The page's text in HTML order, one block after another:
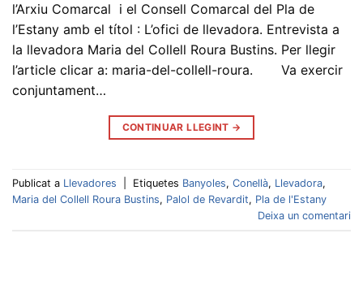
l’Arxiu Comarcal i el Consell Comarcal del Pla de
l’Estany amb el títol : L’ofici de llevadora. Entrevista a
la llevadora Maria del Collell Roura Bustins. Per llegir
l’article clicar a: maria-del-collell-roura. Va exercir
conjuntament…
CONTINUAR LLEGINT →
Publicat a Llevadores Etiquetes Banyoles, Conellà, Llevadora,
Maria del Collell Roura Bustins, Palol de Revardit, Pla de l'Estany
Deixa un comentari